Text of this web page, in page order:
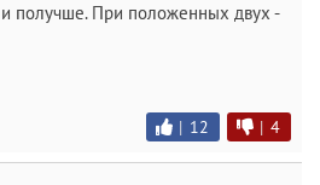
получше. При положенных двух -
| 12 | 4